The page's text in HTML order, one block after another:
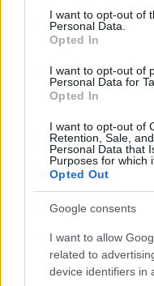
consent section.
I want to opt-out of
Personal Data.
Opted In
I want to opt-out of
Personal Data for
Opted In
I want to opt-out of
Retention, Sale,
Personal Data that
Purposes for which
Opted Out
Google consents
I want to allow
related to
device identifiers in